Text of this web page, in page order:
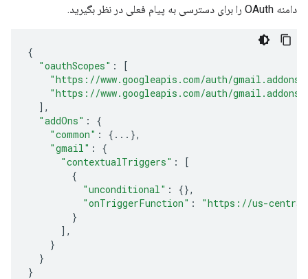
دامنه OAuth را برای دسترسی به پیام فعلی در نظر بگیرید.
{
"oauthScopes" :
[
"https://www.googleapis.com/auth/
"https://www.googleapis.com/auth/
],
"addOns" :
{
"common" : { ... },
"gmail" :
{
"contextualTriggers" :
[
{
"unconditional" :
{},
"onTriggerFunction" :
"https://us-
}
],
}
}
}